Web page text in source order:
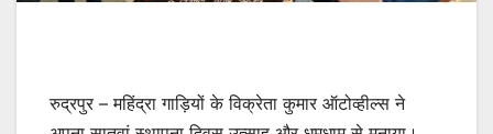
रुद्रपुर – महिंद्रा गाड़ियों के विक्रेता कुमार ऑटोव्हील्स ने